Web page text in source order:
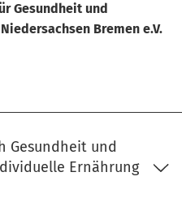
Gesundheit und
Bremen e.V.
Gesundheit und
Ernährung